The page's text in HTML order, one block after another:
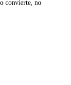
convierte, no